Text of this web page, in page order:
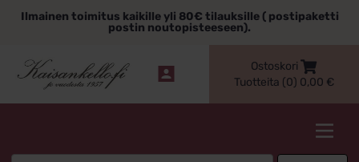
sisältöönIlmainen toimitus kaikille yli 80€ tilauksille ( postipaketti
postin noutopisteeseen).
Ostoskori
Tuotteita (0) 0,00 €